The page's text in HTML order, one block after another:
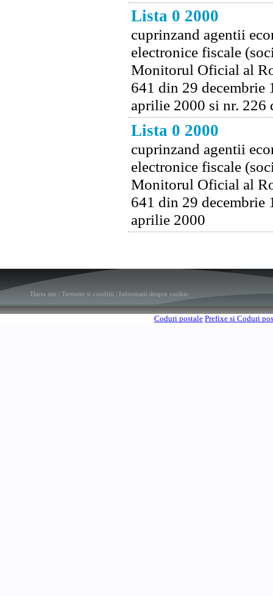
Lista 0 2000
cuprinzand agentii
electronice fiscale
Monitorul Oficial al
641 din 29 decembrie
aprilie 2000 si nr. 226
Lista 0 2000
cuprinzand agentii
electronice fiscale
Monitorul Oficial al
641 din 29 decembrie
aprilie 2000
Harta site Termeni si conditii Informatii despre cookie
Coduri postale Prefixe si Coduri